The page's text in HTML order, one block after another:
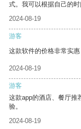
式。我可以根据自己的时
2024-08-19
游客
这款软件的价格非常实惠
2024-08-19
游客
这款app的酒店、餐厅推
验。
2024-08-19